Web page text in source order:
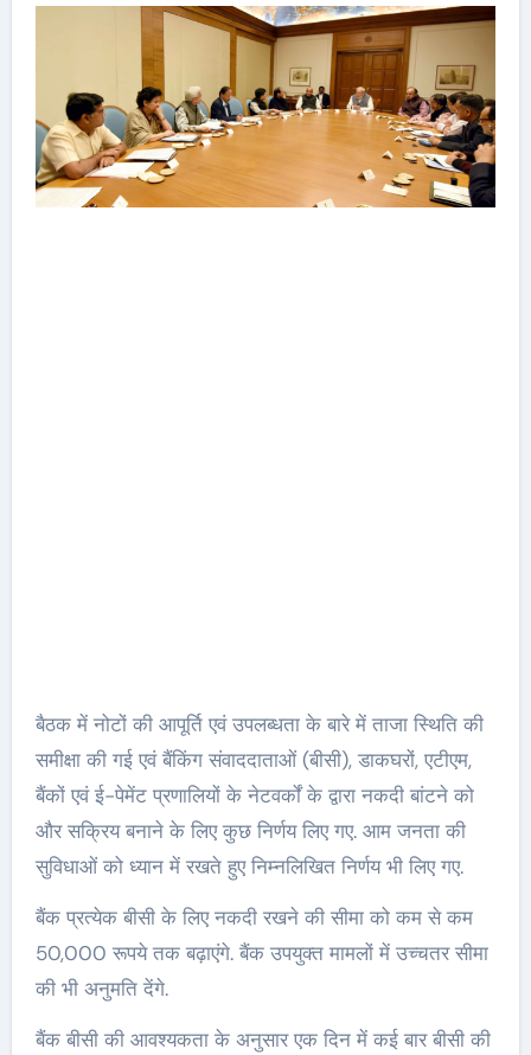
बैठक में नोटों की आपूर्ति एवं उपलब्‍धता के बारे में ताजा स्‍थिति की
समीक्षा की गई एवं बैंकिंग संवाददाताओं (बीसी), डाकघरों, एटीएम,
बैंकों एवं ई-पेमेंट प्रणालियों के नेटवर्कों के द्वारा नकदी बांटने को
और सक्रिय बनाने के लिए कुछ निर्णय लिए गए. आम जनता की
सुविधाओं को ध्‍यान में रखते हुए निम्‍नलिखित निर्णय भी लिए गए.
बैंक प्रत्‍येक बीसी के लिए नकदी रखने की सीमा को कम से कम
50,000 रूपये तक बढ़ाएंगे. बैंक उपयुक्‍त मामलों में उच्‍चतर सीमा
की भी अनुमति देंगे.
बैंक बीसी की आवश्‍यकता के अनुसार एक दिन में कई बार बीसी की